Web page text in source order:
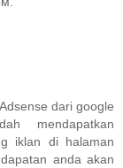
dari google
mendapatkan
iklan di halaman
anda akan